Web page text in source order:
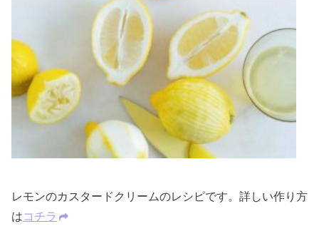
レモンのカスタードクリームのレシピです。詳しい作り方
はコチラ